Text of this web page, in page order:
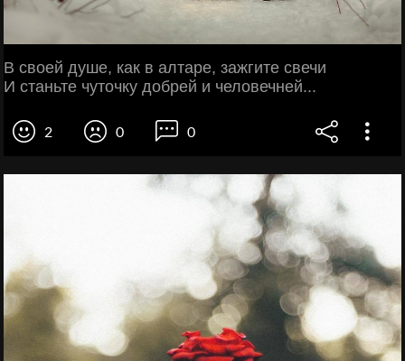
В своей душе, как в алтаре, зажгите свечи
И станьте чуточку добрей и человечней...
2 0 0